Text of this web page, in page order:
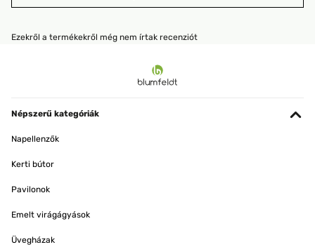
Ezekről a termékekről még nem írtak recenziót
Népszerű kategóriák
Napellenzők
Kerti bútor
Pavilonok
Emelt virágágyások
Üvegházak